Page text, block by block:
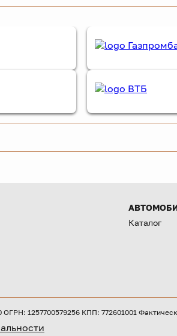
Каталог
1257700579256 КПП: 772601001